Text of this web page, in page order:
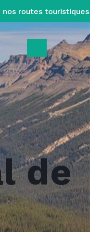
routes touristiques
de